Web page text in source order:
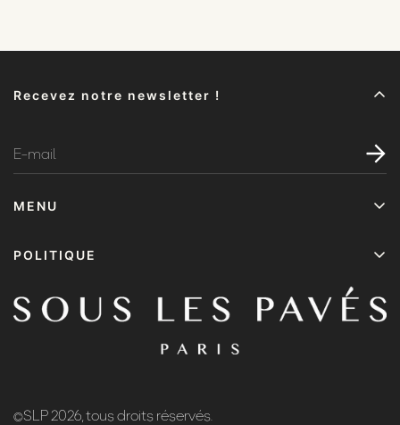
Recevez notre newsletter !
MENU
L'histoire
POLITIQUE
Politique de remboursement
©SLP 2026, tous droits réservés.